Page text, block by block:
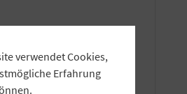
verwendet Cookies,
Erfahrung